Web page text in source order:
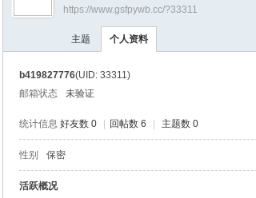
›
https://www.gsfpywb.cc/?33311
主题 个人资料
b419827776(UID: 33311)
邮箱状态
未验证
统计信息 好友数 0 回帖数 6 主题数 0
性别 保密
活跃概况